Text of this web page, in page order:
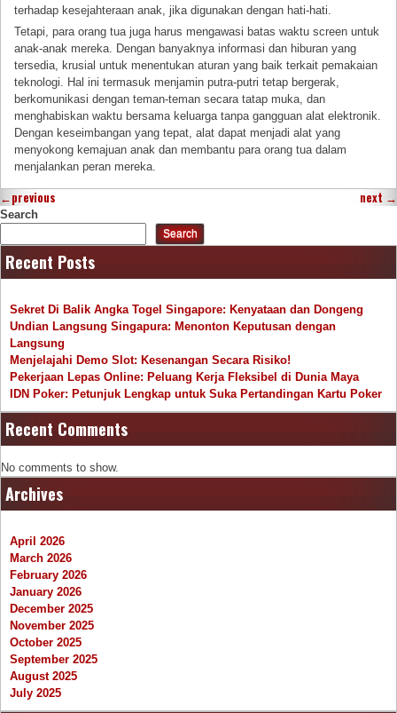
terhadap kesejahteraan anak, jika digunakan dengan hati-hati.
Tetapi, para orang tua juga harus mengawasi batas waktu screen untuk
anak-anak mereka. Dengan banyaknya informasi dan hiburan yang
tersedia, krusial untuk menentukan aturan yang baik terkait pemakaian
teknologi. Hal ini termasuk menjamin putra-putri tetap bergerak,
berkomunikasi dengan teman-teman secara tatap muka, dan
menghabiskan waktu bersama keluarga tanpa gangguan alat elektronik.
Dengan keseimbangan yang tepat, alat dapat menjadi alat yang
menyokong kemajuan anak dan membantu para orang tua dalam
menjalankan peran mereka.
←previous next →
Search
Search
Recent Posts
Sekret Di Balik Angka Togel Singapore: Kenyataan dan Dongeng
Undian Langsung Singapura: Menonton Keputusan dengan
Langsung
Menjelajahi Demo Slot: Kesenangan Secara Risiko!
Pekerjaan Lepas Online: Peluang Kerja Fleksibel di Dunia Maya
IDN Poker: Petunjuk Lengkap untuk Suka Pertandingan Kartu Poker
Recent Comments
No comments to show.
Archives
April 2026
March 2026
February 2026
January 2026
December 2025
November 2025
October 2025
September 2025
August 2025
July 2025